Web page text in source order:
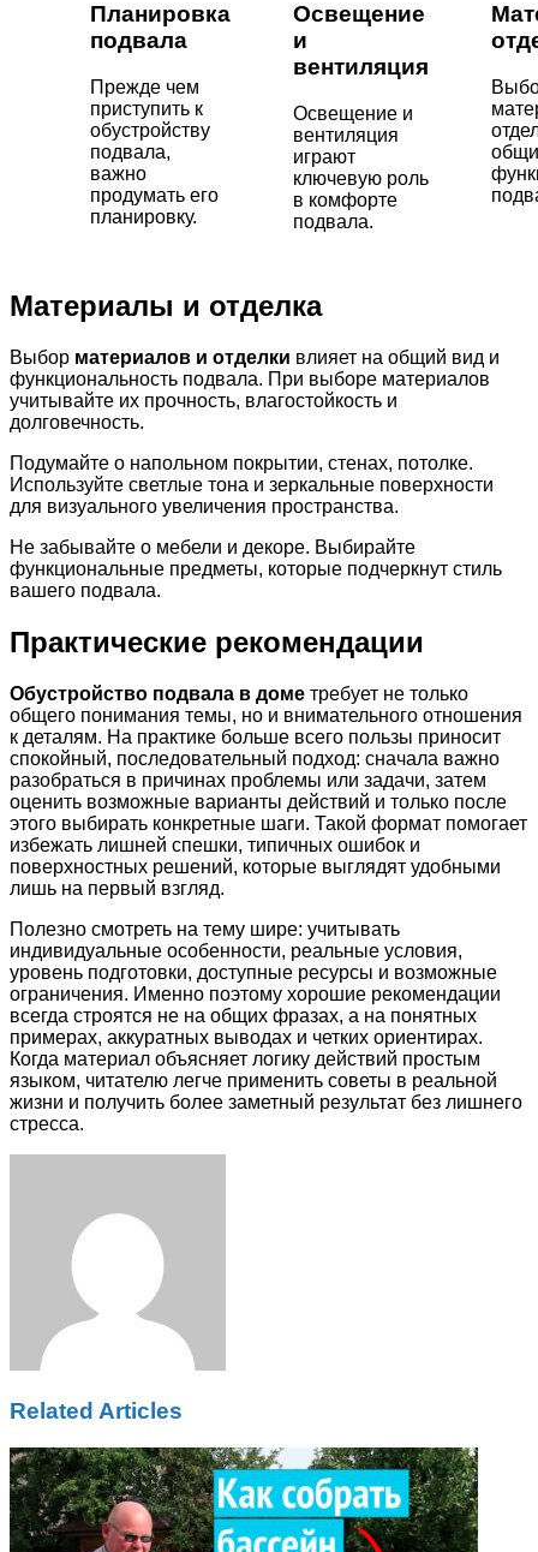
Планировка
подвала
Прежде чем
приступить к
обустройству
подвала,
важно
продумать его
планировку.
Освещение
и
вентиляция
Освещение и
вентиляция
играют
ключевую роль
в комфорте
подвала.
Материалы и отделка
Выбор материалов и отделки влияет на общий вид и
функциональность подвала. При выборе материалов
учитывайте их прочность, влагостойкость и
долговечность.
Подумайте о напольном покрытии, стенах, потолке.
Используйте светлые тона и зеркальные поверхности
для визуального увеличения пространства.
Не забывайте о мебели и декоре. Выбирайте
функциональные предметы, которые подчеркнут стиль
вашего подвала.
Практические рекомендации
Обустройство подвала в доме требует не только
общего понимания темы, но и внимательного отношения
к деталям. На практике больше всего пользы приносит
спокойный, последовательный подход: сначала важно
разобраться в причинах проблемы или задачи, затем
оценить возможные варианты действий и только после
этого выбирать конкретные шаги. Такой формат помогает
избежать лишней спешки, типичных ошибок и
поверхностных решений, которые выглядят удобными
лишь на первый взгляд.
Полезно смотреть на тему шире: учитывать
индивидуальные особенности, реальные условия,
уровень подготовки, доступные ресурсы и возможные
ограничения. Именно поэтому хорошие рекомендации
всегда строятся не на общих фразах, а на понятных
примерах, аккуратных выводах и четких ориентирах.
Когда материал объясняет логику действий простым
языком, читателю легче применить советы в реальной
жизни и получить более заметный результат без лишнего
стресса.
Related Articles